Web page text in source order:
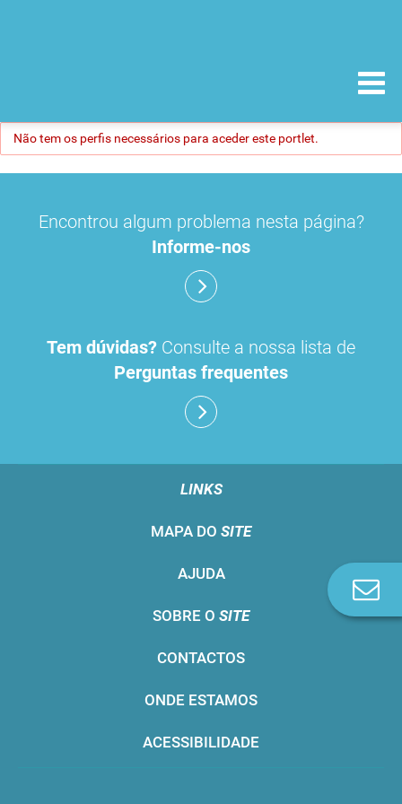
Não tem os perfis necessários para aceder este portlet.
Encontrou algum problema nesta página?
Informe-nos
Tem dúvidas? Consulte a nossa lista de
Perguntas frequentes
LINKS
MAPA DO SITE
AJUDA
SOBRE O SITE
CONTACTOS
ONDE ESTAMOS
ACESSIBILIDADE